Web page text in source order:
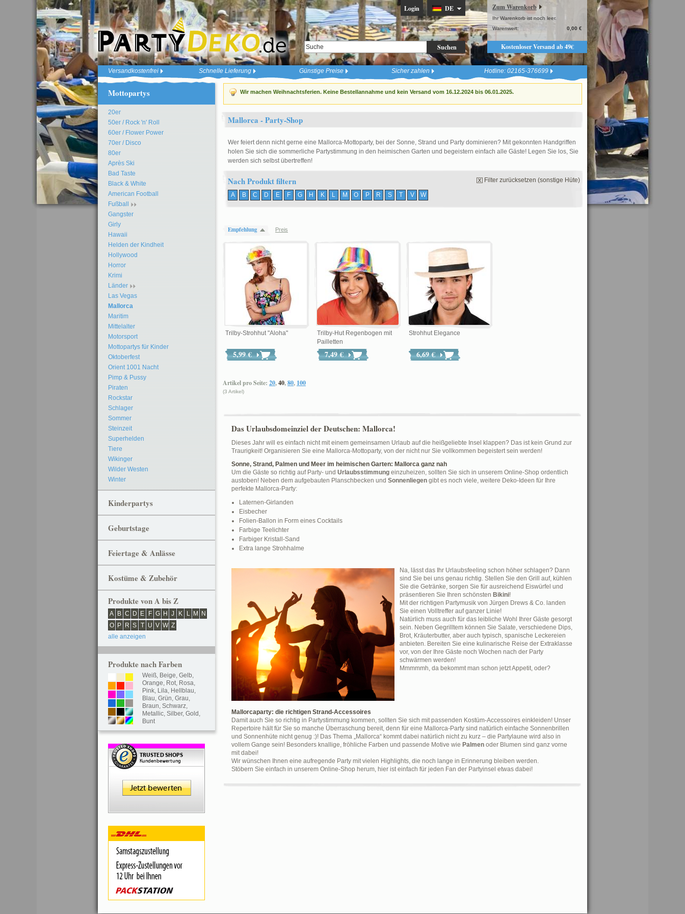
Suchen
Login DE Zum Warenkorb
Ihr Warenkorb ist noch leer.
Warenwert:
0,00 €
Kostenloser Versand ab 49€
Versandkostenfrei Schnelle Lieferung Günstige Preise Sicher zahlen Hotline: 02165-376699
Wir machen Weihnachtsferien. Keine Bestellannahme und kein Versand vom 16.12.2024 bis 06.01.2025.
Mallorca - Party-Shop
Wer feiert denn nicht gerne eine Mallorca-Mottoparty, bei der Sonne, Strand und Party dominieren? Mit gekonnten Handgriffen
holen Sie sich die sommerliche Partystimmung in den heimischen Garten und begeistern einfach alle Gäste! Legen Sie los, Sie
werden sich selbst übertreffen!
Nach Produkt filtern
A B C D E F G H K L M O P R S T V W
Filter zurücksetzen (sonstige Hüte)
Empfehlung Preis
Trilby-Strohhut "Aloha"
5,99 €
Trilby-Hut Regenbogen mit
Pailletten
7,49 €
Strohhut Elegance
6,69 €
Artikel pro Seite: 20,40,80, 100
(3 Artikel)
Das Urlaubsdomeinziel der Deutschen: Mallorca!
Dieses Jahr will es einfach nicht mit einem gemeinsamen Urlaub auf die heißgeliebte Insel klappen? Das ist kein Grund zur
Traurigkeit! Organisieren Sie eine Mallorca-Mottoparty, von der nicht nur Sie vollkommen begeistert sein werden!
Sonne, Strand, Palmen und Meer im heimischen Garten: Mallorca ganz nah
Um die Gäste so richtig auf Party- und Urlaubsstimmung einzuheizen, sollten Sie sich in unserem Online-Shop ordentlich
austoben! Neben dem aufgebauten Planschbecken und Sonnenliegen gibt es noch viele, weitere Deko-Ideen für Ihre
perfekte Mallorca-Party:
Laternen-Girlanden
Eisbecher
Folien-Ballon in Form eines Cocktails
Farbige Teelichter
Farbiger Kristall-Sand
Extra lange Strohhalme
Na, lässt das Ihr Urlaubsfeeling schon höher schlagen? Dann
sind Sie bei uns genau richtig. Stellen Sie den Grill auf, kühlen
Sie die Getränke, sorgen Sie für ausreichend Eiswürfel und
präsentieren Sie Ihren schönsten Bikini!
Mit der richtigen Partymusik von Jürgen Drews & Co. landen
Sie einen Volltreffer auf ganzer Linie!
Natürlich muss auch für das leibliche Wohl Ihrer Gäste gesorgt
sein. Neben Gegrilltem können Sie Salate, verschiedene Dips,
Brot, Kräuterbutter, aber auch typisch, spanische Leckereien
anbieten. Bereiten Sie eine kulinarische Reise der Extraklasse
vor, von der Ihre Gäste noch Wochen nach der Party
schwärmen werden!
Mmmmmh, da bekommt man schon jetzt Appetit, oder?
Mallorcaparty: die richtigen Strand-Accessoires
Damit auch Sie so richtig in Partystimmung kommen, sollten Sie sich mit passenden Kostüm-Accessoires einkleiden! Unser
Repertoire hält für Sie so manche Überraschung bereit, denn für eine Mallorca-Party sind natürlich einfache Sonnenbrillen
und Sonnenhüte nicht genug :)! Das Thema „Mallorca“ kommt dabei natürlich nicht zu kurz – die Partylaune wird also in
vollem Gange sein! Besonders knallige, fröhliche Farben und passende Motive wie Palmen oder Blumen sind ganz vorne
mit dabei!
Wir wünschen Ihnen eine aufregende Party mit vielen Highlights, die noch lange in Erinnerung bleiben werden.
Stöbern Sie einfach in unserem Online-Shop herum, hier ist einfach für jeden Fan der Partyinsel etwas dabei!
Mottopartys
20er
50er / Rock 'n' Roll
60er / Flower Power
70er / Disco
80er
Après Ski
Bad Taste
Black & White
American Football
Fußball
Gangster
Girly
Hawaii
Helden der Kindheit
Hollywood
Horror
Krimi
Länder
Las Vegas
Mallorca
Maritim
Mittelalter
Motorsport
Mottopartys für Kinder
Oktoberfest
Orient 1001 Nacht
Pimp & Pussy
Piraten
Rockstar
Schlager
Sommer
Steinzeit
Superhelden
Tiere
Wikinger
Wilder Westen
Winter
Kinderpartys
Geburtstage
Feiertage & Anlässe
Kostüme & Zubehör
Produkte von A bis Z
A B C D E F G H J K L M
N
O
P R S T U V W Z
alle anzeigen
Produkte nach Farben
Weiß, Beige, Gelb,
Orange, Rot, Rosa,
Pink, Lila, Hellblau,
Blau, Grün, Grau,
Braun, Schwarz,
Metallic, Silber, Gold ,
Bunt